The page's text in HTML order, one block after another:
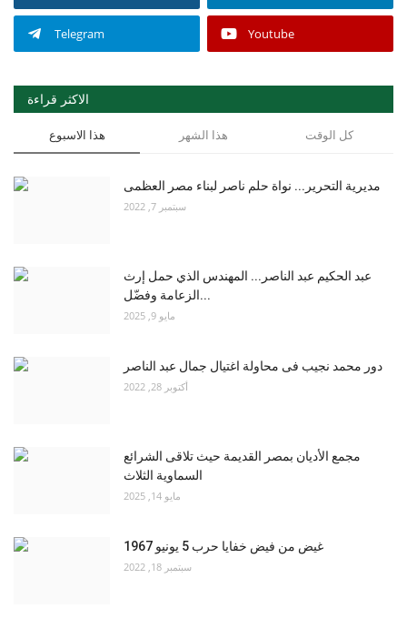
Telegram Youtube
الاكثر قراءة
هذا الاسبوع هذا الشهر كل الوقت
مديرية التحرير... نواة حلم ناصر لبناء مصر العظمى
سبتمبر 7, 2022
عبد الحكيم عبد الناصر... المهندس الذي حمل إرث
الزعامة وفضّل...
مايو 9, 2025
دور محمد نجيب فى محاولة اغتيال جمال عبد الناصر
أكتوبر 28, 2022
مجمع الأديان بمصر القديمة حيث تلاقى الشرائع
السماوية الثلاث
مايو 14, 2025
سبتمبر 18, 2022